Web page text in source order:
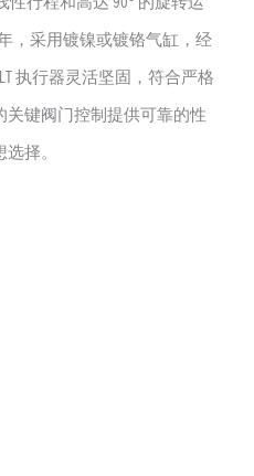
，采用镀镍或镀铬气缸，经
执行器灵活坚固，符合严格
键阀门控制提供可靠的性
择。